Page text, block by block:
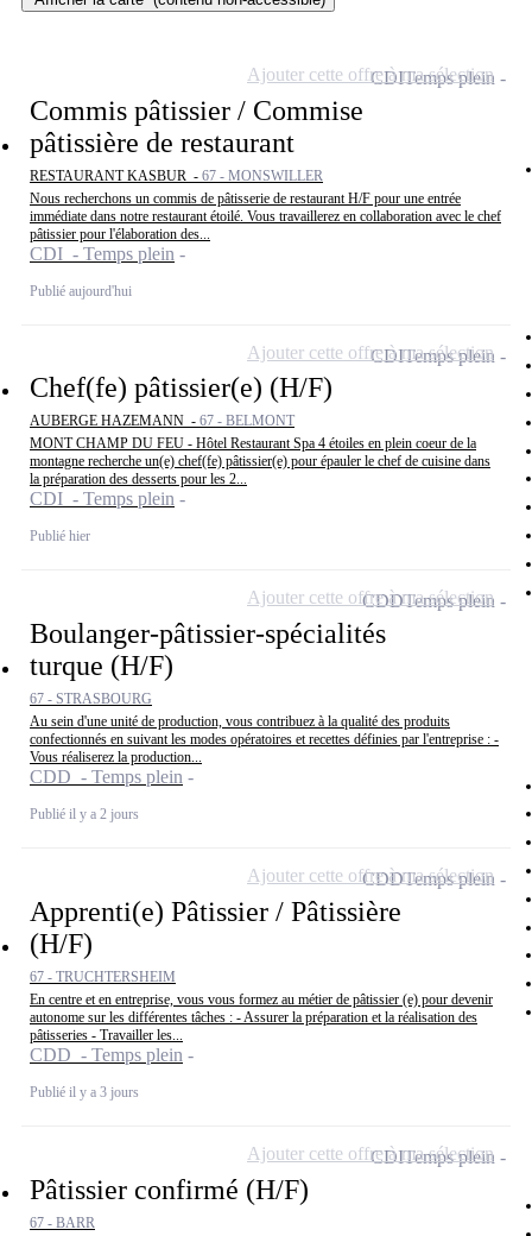
Commis pâtissier / Commise
pâtissière de restaurant
RESTAURANT KASBUR - 67 - MONSWILLER
Nous recherchons un commis de pâtisserie de restaurant H/F pour une entrée
immédiate dans notre restaurant étoilé. Vous travaillerez en collaboration avec le chef
pâtissier pour l'élaboration des...
CDI - Temps plein
Publié aujourd'hui
CDITemps plein
Ajouter cette offre à ma sélection
Chef(fe) pâtissier(e) (H/F)
AUBERGE HAZEMANN - 67 - BELMONT
MONT CHAMP DU FEU - Hôtel Restaurant Spa 4 étoiles en plein coeur de la
montagne recherche un(e) chef(fe) pâtissier(e) pour épauler le chef de cuisine dans
la préparation des desserts pour les 2...
CDI - Temps plein
Publié hier
CDITemps plein
Ajouter cette offre à ma sélection
Boulanger-pâtissier-spécialités
turque (H/F)
67 - STRASBOURG
Au sein d'une unité de production, vous contribuez à la qualité des produits
confectionnés en suivant les modes opératoires et recettes définies par l'entreprise : -
Vous réaliserez la production...
CDD - Temps plein
Publié il y a 2 jours
CDDTemps plein
Ajouter cette offre à ma sélection
Apprenti(e) Pâtissier / Pâtissière
(H/F)
67 - TRUCHTERSHEIM
En centre et en entreprise, vous vous formez au métier de pâtissier (e) pour devenir
autonome sur les différentes tâches : - Assurer la préparation et la réalisation des
pâtisseries - Travailler les...
CDD - Temps plein
Publié il y a 3 jours
CDDTemps plein
Ajouter cette offre à ma sélection
Pâtissier confirmé (H/F)
67 - BARR
CDITemps plein
Ajouter cette offre à ma sélection